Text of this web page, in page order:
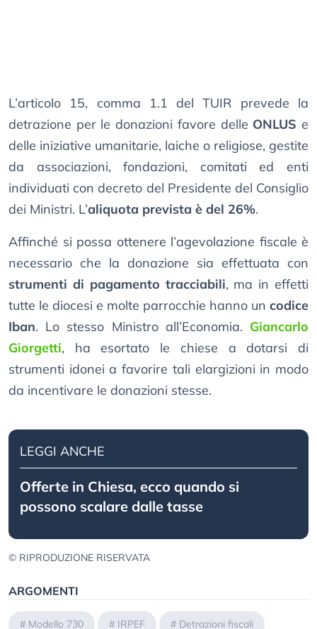
L’articolo 15, comma 1.1 del TUIR prevede la
detrazione per le donazioni favore delle ONLUS e
delle iniziative umanitarie, laiche o religiose, gestite
da associazioni, fondazioni, comitati ed enti
individuati con decreto del Presidente del Consiglio
dei Ministri. L’aliquota prevista è del 26%.
Affinché si possa ottenere l’agevolazione fiscale è
necessario che la donazione sia effettuata con
strumenti di pagamento tracciabili, ma in effetti
tutte le diocesi e molte parrocchie hanno un codice
Iban. Lo stesso Ministro all’Economia. Giancarlo
Giorgetti, ha esortato le chiese a dotarsi di
strumenti idonei a favorire tali elargizioni in modo
da incentivare le donazioni stesse.
LEGGI ANCHE
Offerte in Chiesa, ecco quando si
possono scalare dalle tasse
© RIPRODUZIONE RISERVATA
ARGOMENTI
# Modello 730 # IRPEF # Detrazioni fiscali